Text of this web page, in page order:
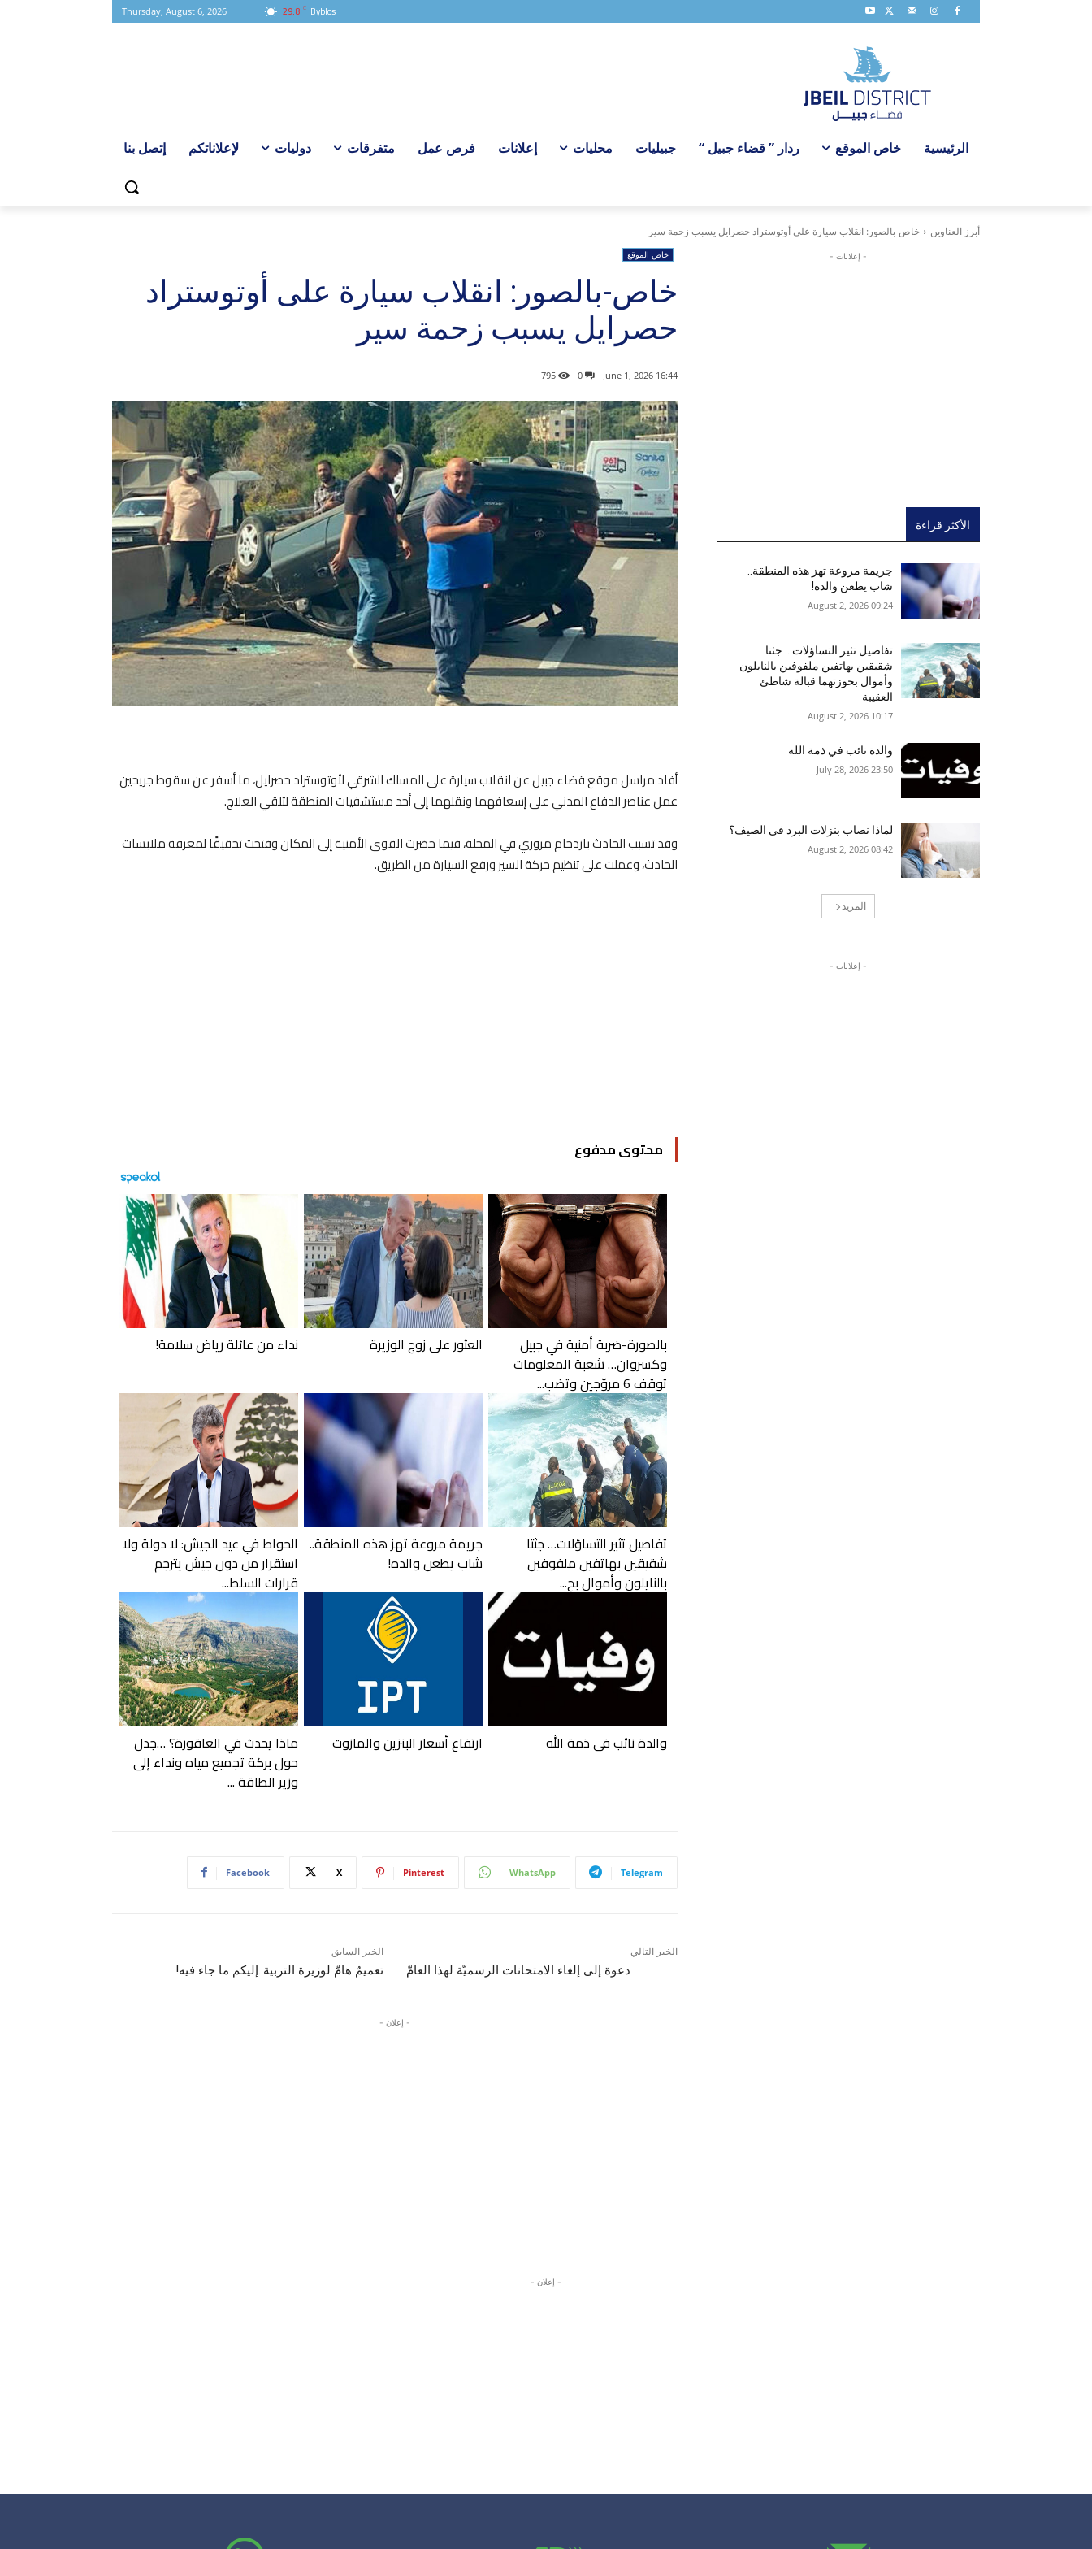
29.8 C Byblos
Thursday, August 6, 2026
الرئيسية خاص الموقع ردار ” قضاء جبيل “ جبيليات محليات إعلانات فرص عمل متفرقات دوليات لإعلاناتكم إتصل بنا
أبرز العناوين خاص-بالصور: انقلاب سيارة على أوتوستراد حصرايل يسبب زحمة سير
خاص الموقع
خاص-بالصور: انقلاب سيارة على أوتوستراد
حصرايل يسبب زحمة سير
16:44 2026 ,June 1
0
795
أفاد مراسل موقع قضاء جبيل عن انقلاب سيارة على المسلك الشرقي لأوتوستراد حصرايل، ما أسفر عن سقوط جريحين
عمل عناصر الدفاع المدني على إسعافهما ونقلهما إلى أحد مستشفيات المنطقة لتلقي العلاج.
وقد تسبب الحادث بازدحام مروري في المحلة، فيما حضرت القوى الأمنية إلى المكان وفتحت تحقيقًا لمعرفة ملابسات
الحادث، وعملت على تنظيم حركة السير ورفع السيارة من الطريق.
محتوى مدفوع
بالصورة-ضربة أمنية في جبيل
وكسروان… شعبة المعلومات
توقف 6 مروّجين وتضب...
العثور على زوج الوزيرة نداء من عائلة رياض سلامة!
تفاصيل تثير التساؤلات… جثتا
شقيقين بهاتفين ملفوفين
بالنايلون وأموال بح...
جريمة مروعة تهز هذه المنطقة..
شاب يطعن والده!
الحواط في عيد الجيش: لا دولة ولا
استقرار من دون جيش يترجم
قرارات السلط...
والدة نائب في ذمة الله ارتفاع أسعار البنزين والمازوت
ماذا يحدث في العاقورة؟ …جدل
حول بركة تجميع مياه ونداء إلى
وزير الطاقة ...
Facebook X Pinterest WhatsApp Telegram
الخبر السابق
تعميمٌ هامّ لوزيرة التربية..إليكم ما جاء فيه!
الخبر التالي
دعوة إلى إلغاء الامتحانات الرسميّة لهذا العامّ
- إعلان -
- إعلانات -
الأكثر قراءة
جريمة مروعة تهز هذه المنطقة..
شاب يطعن والده!
09:24 2026 ,August 2
تفاصيل تثير التساؤلات… جثتا
شقيقين بهاتفين ملفوفين بالنايلون
وأموال بحوزتهما قبالة شاطئ
العقيبة
10:17 2026 ,August 2
والدة نائب في ذمة الله
23:50 2026 ,July 28
لماذا نصاب بنزلات البرد في الصيف؟
08:42 2026 ,August 2
المزيد
- إعلانات -
- إعلان -